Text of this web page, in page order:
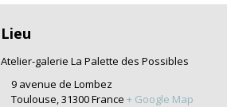
Lieu
Atelier-galerie La Palette des Possibles
9 avenue de Lombez
Toulouse,31300France + Google Map